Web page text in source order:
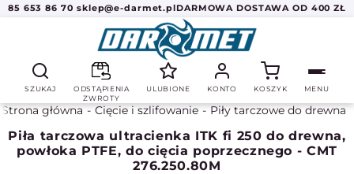
85 653 86 70 sklep@e-darmet.plDARMOWA DOSTAWA OD 400 ZŁ
SZUKAJ
ODSTĄPIENIA
ZWROTY
ULUBIONE KONTO KOSZYK MENU
Strona główna Cięcie i szlifowanie Piły tarczowe do drewna
Piła tarczowa ultracienka ITK fi 250 do drewna,
powłoka PTFE, do cięcia poprzecznego - CMT
276.250.80M